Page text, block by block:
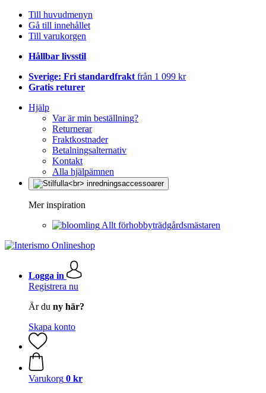
Till huvudmenyn
Gå till innehållet
Till varukorgen
Hållbar livsstil
Sverige: Fri standardfrakt från 1 099 kr
Gratis returer
Hjälp
Var är min beställning?
Returnerar
Fraktkostnader
Betalningsalternativ
Kontakt
Alla hjälpämnen
Mer inspiration
Allt förhobbyträdgårdsmästaren
Logga in
Registrera nu
Är du ny här?
Skapa konto
Varukorg 0 kr